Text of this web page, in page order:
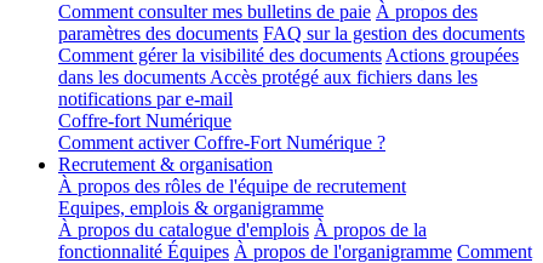
Comment consulter mes bulletins de paie À propos des
paramètres des documents FAQ sur la gestion des documents
Comment gérer la visibilité des documents Actions groupées
dans les documents Accès protégé aux fichiers dans les
notifications par e-mail
Coffre-fort Numérique
Comment activer Coffre-Fort Numérique ?
Recrutement & organisation
À propos des rôles de l'équipe de recrutement
Equipes, emplois & organigramme
À propos du catalogue d'emplois À propos de la
fonctionnalité Équipes À propos de l'organigramme Comment